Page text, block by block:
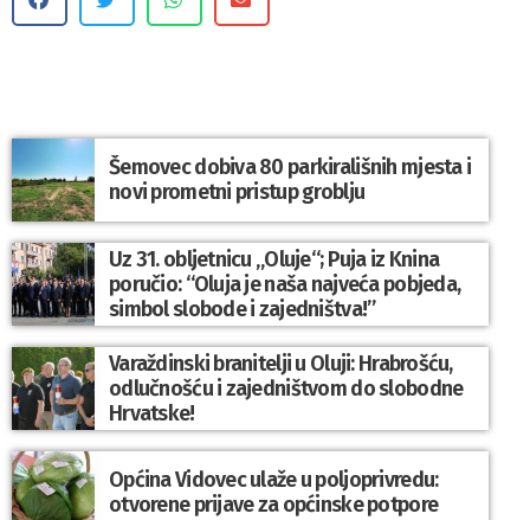
Šemovec dobiva 80 parkirališnih mjesta i
novi prometni pristup groblju
Uz 31. obljetnicu „Oluje“; Puja iz Knina
poručio: “Oluja je naša najveća pobjeda,
simbol slobode i zajedništva!”
Varaždinski branitelji u Oluji: Hrabrošću,
odlučnošću i zajedništvom do slobodne
Hrvatske!
Općina Vidovec ulaže u poljoprivredu:
otvorene prijave za općinske potpore